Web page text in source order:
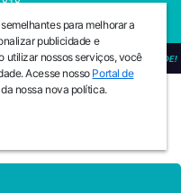
PREVENIR É VIVER COM QUALIDADE!
para melhorar a
publicidade e
utilizar nossos serviços, você
Acesse nosso Portal de
nossa nova política.